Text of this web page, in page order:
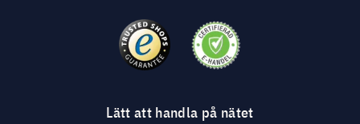
Lätt att handla på nätet